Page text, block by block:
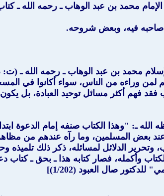
الإمام محمد بن عبد الوهاب ـ رحمه الله ـ
صاحبه فيه، وبعض شروحه.
لمن وراءه من الناس، سواء أكانوا في
فقد فهم أكثر مسائل توحيد العبادة، بل
ـ: "وهذا الكتاب صنفه إمام الدعوة
بعض المسلمين، وما رآه عندهم من
وتحرير الدلائل لمسائله، ذكر ذلك
وأكمله، فصار كتابه هذا ـ بحق ـ
للدكتور صال العبود (1/202)]